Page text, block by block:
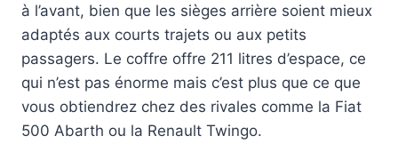
à l’avant, bien que les sièges arrière soient mieux
adaptés aux courts trajets ou aux petits
passagers. Le coffre offre 211 litres d’espace, ce
qui n’est pas énorme mais c’est plus que ce que
vous obtiendrez chez des rivales comme la Fiat
500 Abarth ou la Renault Twingo.